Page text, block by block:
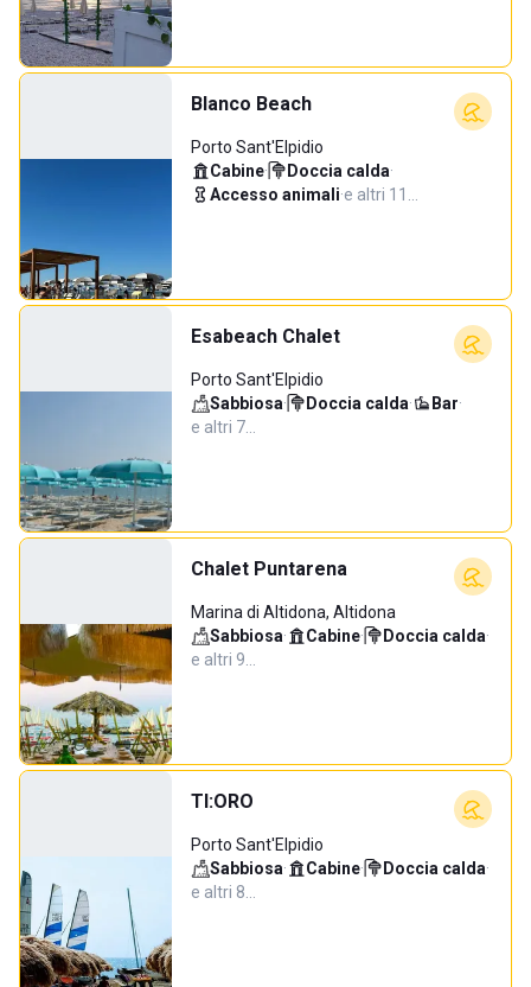
Blanco Beach
Porto Sant'Elpidio
Cabine· Doccia calda·
Accesso animali·e altri 11…
Esabeach Chalet
Porto Sant'Elpidio
Sabbiosa· Doccia calda· Bar·
e altri 7…
Chalet Puntarena
Marina di Altidona, Altidona
Sabbiosa· Cabine· Doccia calda·
e altri 9…
TI:ORO
Porto Sant'Elpidio
Sabbiosa· Cabine· Doccia calda·
e altri 8…